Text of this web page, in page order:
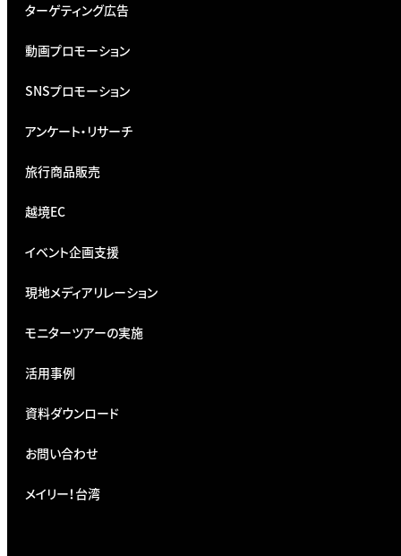
ターゲティング広告
動画プロモーション
SNSプロモーション
アンケート・リサーチ
旅行商品販売
越境EC
イベント企画支援
現地メディアリレーション
モニターツアーの実施
活用事例
資料ダウンロード
お問い合わせ
メイリー！台湾